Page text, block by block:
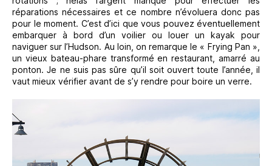
réparations nécessaires et ce nombre n’évoluera donc pas
pour le moment. C’est d’ici que vous pouvez éventuellement
embarquer à bord d’un voilier ou louer un kayak pour
naviguer sur l’Hudson. Au loin, on remarque le « Frying Pan »,
un vieux bateau-phare transformé en restaurant, amarré au
ponton. Je ne suis pas sûre qu’il soit ouvert toute l’année, il
vaut mieux vérifier avant de s’y rendre pour boire un verre.